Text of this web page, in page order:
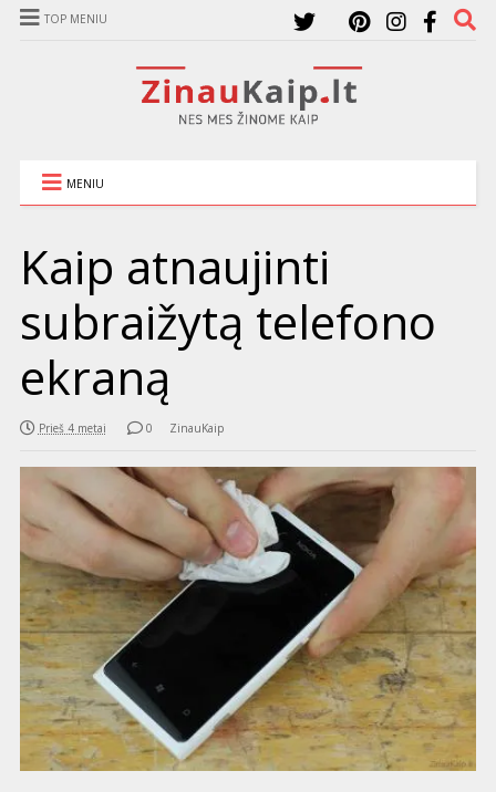
TOP MENIU
MENIU
Kaip atnaujinti
subraižytą telefono
ekraną
Prieš 4 metai 0 ZinauKaip